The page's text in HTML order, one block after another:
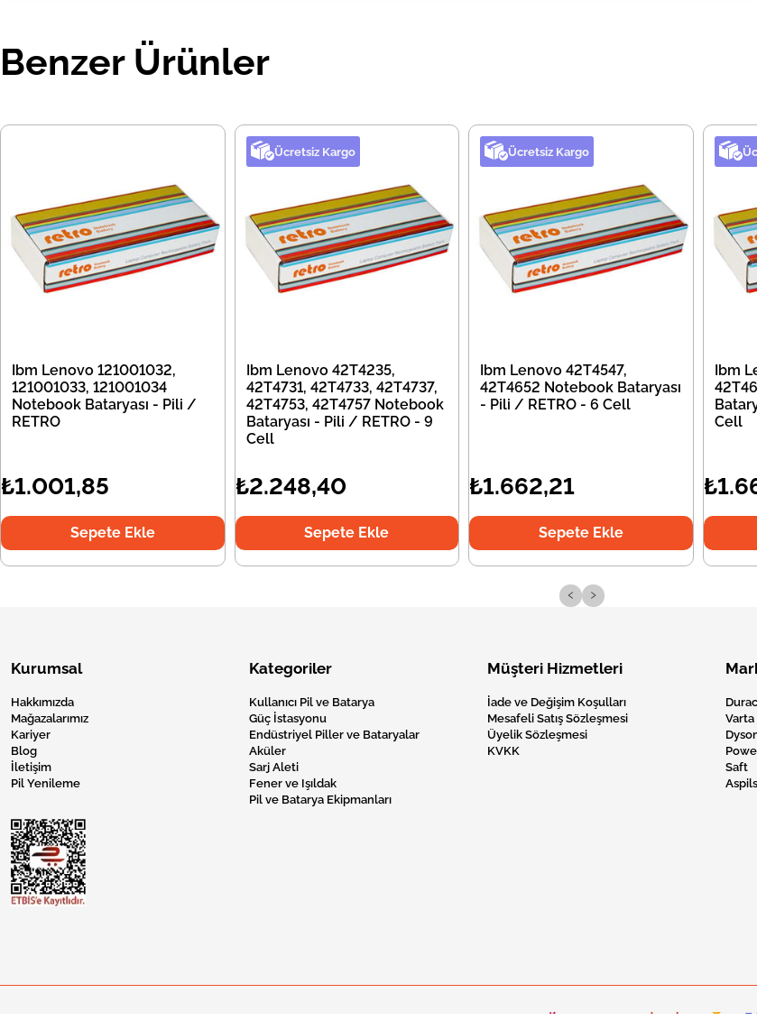
Benzer Ürünler
Ibm Lenovo 121001032,
121001033, 121001034
Notebook Bataryası - Pili /
RETRO
₺1.001,85
Sepete Ekle
Ücretsiz Kargo
Ibm Lenovo 42T4235,
42T4731, 42T4733, 42T4737,
42T4753, 42T4757 Notebook
Bataryası - Pili / RETRO - 9
Cell
₺2.248,40
Sepete Ekle
Ücretsiz Kargo
Ibm Lenovo 42T4547,
42T4652 Notebook Bataryası
- Pili / RETRO - 6 Cell
₺1.662,21
Sepete Ekle
Ibm
Cell
‹ ›
Kurumsal
Hakkımızda
Mağazalarımız
Kariyer
Blog
İletişim
Pil Yenileme
Kategoriler
Kullanıcı Pil ve Batarya
Güç İstasyonu
Endüstriyel Piller ve Bataryalar
Aküler
Sarj Aleti
Fener ve Işıldak
Pil ve Batarya Ekipmanları
Müşteri Hizmetleri
İade ve Değişim Koşulları
Mesafeli Satış Sözleşmesi
Üyelik Sözleşmesi
KVKK
Varta
Saft